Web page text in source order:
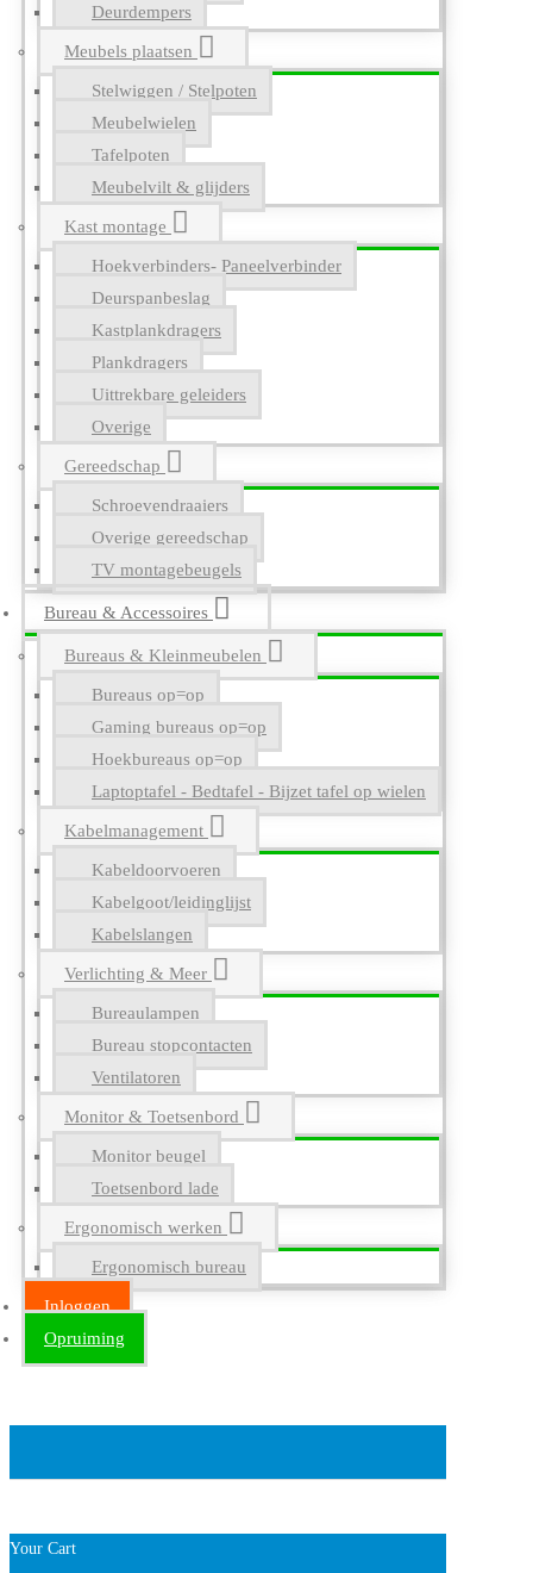
Deurdempers
Meubels plaatsen
Stelwiggen / Stelpoten
Meubelwielen
Tafelpoten
Meubelvilt & glijders
Kast montage
Hoekverbinders- Paneelverbinder
Deurspanbeslag
Kastplankdragers
Plankdragers
Uittrekbare geleiders
Overige
Gereedschap
Schroevendraaiers
Overige gereedschap
TV montagebeugels
Bureau & Accessoires
Bureaus & Kleinmeubelen
Bureaus op=op
Gaming bureaus op=op
Hoekbureaus op=op
Laptoptafel - Bedtafel - Bijzet tafel op wielen
Kabelmanagement
Kabeldoorvoeren
Kabelgoot/leidinglijst
Kabelslangen
Verlichting & Meer
Bureaulampen
Bureau stopcontacten
Ventilatoren
Monitor & Toetsenbord
Monitor beugel
Toetsenbord lade
Ergonomisch werken
Ergonomisch bureau
Inloggen
Opruiming
Your Cart